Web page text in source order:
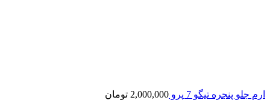
ارم جلو پنجره تیگو 7 پرو 2,000,000 تومان